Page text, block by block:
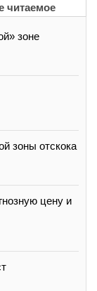
читаемое
зоне
зоны отскока
цену и